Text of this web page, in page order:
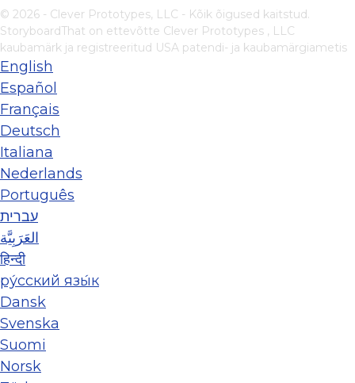
© 2026 - Clever Prototypes, LLC - Kõik õigused kaitstud.
StoryboardThat on ettevõtte Clever Prototypes , LLC
kaubamärk ja registreeritud USA patendi- ja kaubamärgiametis
English
Español
Français
Deutsch
Italiana
Nederlands
Português
עברית
العَرَبِيَّة
हिन्दी
ру́сский язы́к
Dansk
Svenska
Suomi
Norsk